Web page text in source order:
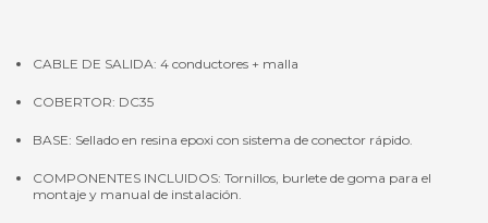
CABLE DE SALIDA: 4 conductores + malla
COBERTOR: DC35
BASE: Sellado en resina epoxi con sistema de conector rápido.
COMPONENTES INCLUIDOS: Tornillos, burlete de goma para el
montaje y manual de instalación.